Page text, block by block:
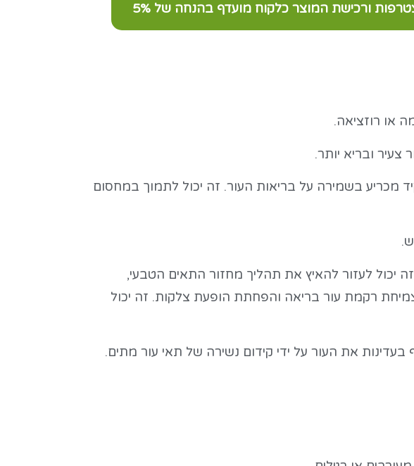
ורכישת המוצר כלקוח מועדף בהנחה של 5%
או רוזציאה.
צעיר ובריא יותר.
מכריע בשמירה על בריאות העור. זה יכול לתמוך במחסום
יכול לעזור להאיץ את תהליך מחזור התאים הטבעי,
צמיחת רקמת עור בריאה והפחתת הופעת צלקות. זה יכול
את העור על ידי קידום נשירה של תאי עור מתים.